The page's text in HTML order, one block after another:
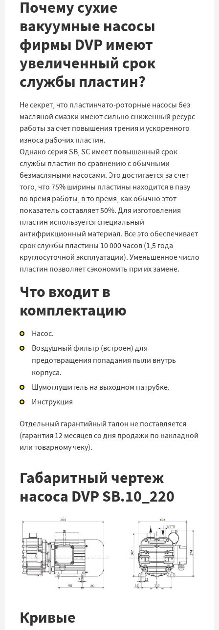
Почему сухие
вакуумные насосы
фирмы DVP имеют
увеличенный срок
службы пластин?
Не секрет, что пластинчато-роторные насосы без
масляной смазки имеют сильно сниженный ресурс
работы за счет повышения трения и ускоренного
износа рабочих пластин.
Однако серия SB, SC имеет повышенный срок
службы пластин по сравнению с обычными
безмасляными насосами. Это достигается за счет
того, что 75% ширины пластины находится в пазу
во время работы, в то время, как обычно этот
показатель составляет 50%. Для изготовления
пластин используется специальный
антифрикционный материал. Все это обеспечивает
срок службы пластины 10 000 часов (1,5 года
круглосуточной эксплуатации). Уменьшенное число
пластин позволяет сэкономить при их замене.
Что входит в
комплектацию
Насос.
Воздушный фильтр (встроен) для
предотвращения попадания пыли внутрь
корпуса.
Шумоглушитель на выходном патрубке.
Инструкция
Отдельный гарантийный талон не поставляется
(гарантия 12 месяцев со дня продажи по накладной
или товарному чеку).
Габаритный чертеж
насоса DVP SB.10_220
Кривые